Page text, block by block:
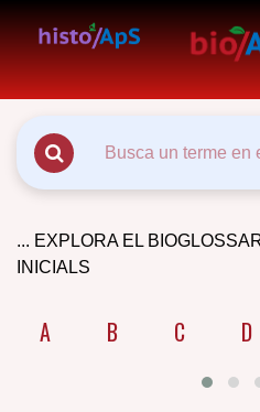
... EXPLORA EL
INICIALS
A B C D